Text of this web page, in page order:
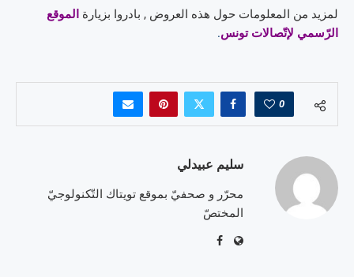
لمزيد من المعلومات حول هذه العروض , بادروا بزيارة الموقع
الرّسمي لإتّصالات تونس.
0
سليم عبيدلي
محرّر و صحفيّ بموقع تويتاك التّكنولوجيّ
المختصّ